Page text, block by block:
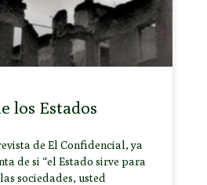
los Estados
de El Confidencial, ya
de si “el Estado sirve para
sociedades, usted